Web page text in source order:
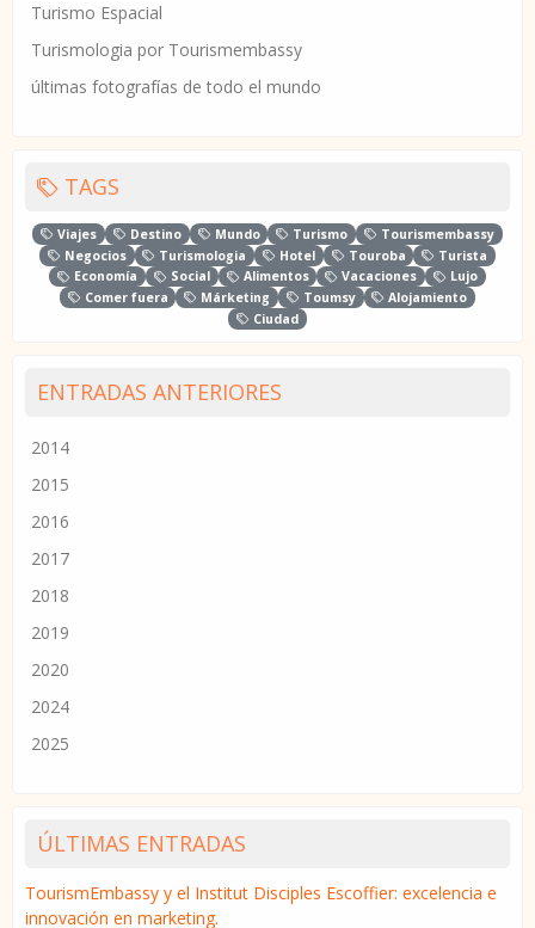
Turismo Espacial
Turismologia por Tourismembassy
últimas fotografías de todo el mundo
TAGS
Viajes Destino Mundo Turismo
Tourismembassy
Negocios
Turismologia Hotel Touroba
Turista
Economía
Social Alimentos Vacaciones
Lujo
Comer fuera
Márketing Toumsy
Alojamiento
Ciudad
ENTRADAS ANTERIORES
2014
2015
2016
2017
2018
2019
2020
2024
2025
ÚLTIMAS ENTRADAS
TourismEmbassy y el Institut Disciples Escoffier: excelencia e
innovación en marketing.